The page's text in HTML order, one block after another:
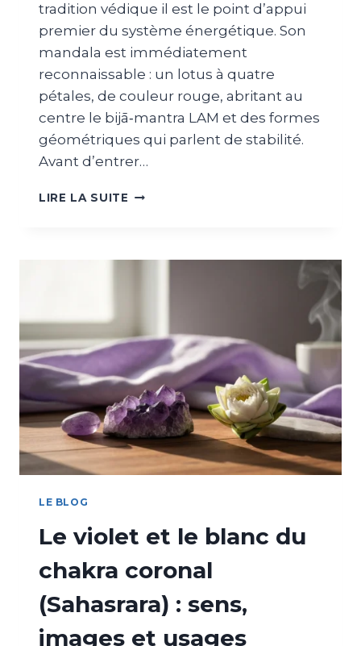
tradition védique il est le point d’appui
premier du système énergétique. Son
mandala est immédiatement
reconnaissable : un lotus à quatre
pétales, de couleur rouge, abritant au
centre le bijā‑mantra LAM et des formes
géométriques qui parlent de stabilité.
Avant d’entrer…
LIRE LA SUITE
LE BLOG
Le violet et le blanc du
chakra coronal
(Sahasrara) : sens,
images et usages